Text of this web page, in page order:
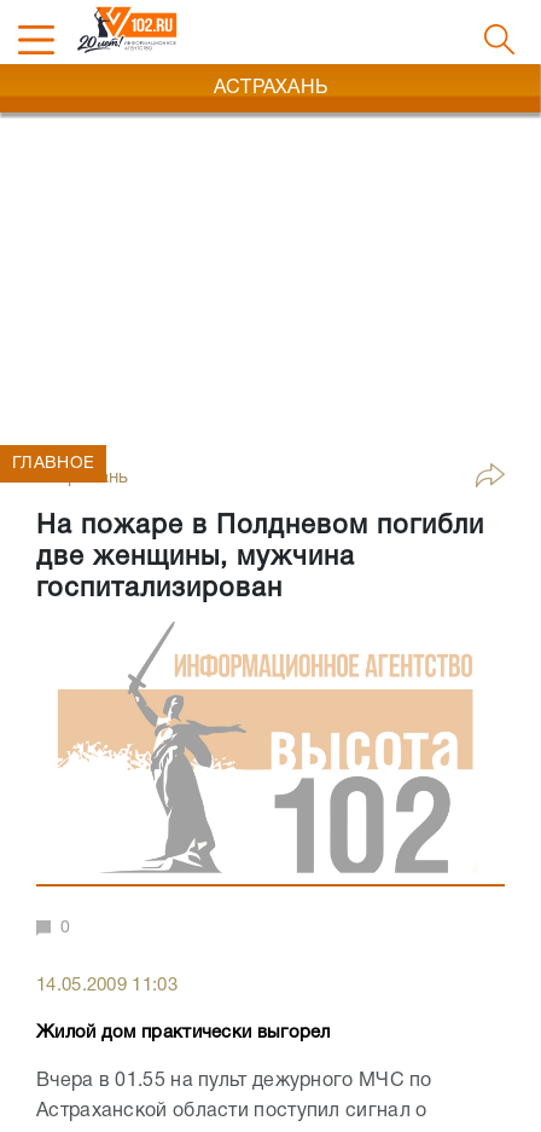
АСТРАХАНЬ
Астрахань
На пожаре в Полдневом погибли
две женщины, мужчина
госпитализирован
ГЛАВНОЕ
0
14.05.2009 11:03
Жилой дом практически выгорел
Вчера в 01.55 на пульт дежурного МЧС по
Астраханской области поступил сигнал о